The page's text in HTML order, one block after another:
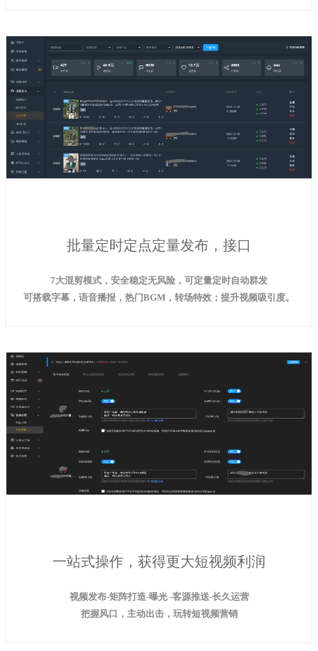
批量定时定点定量发布，接口
7大混剪模式，安全稳定无风险，可定量定时自动群发
可搭载字幕，语音播报，热门BGM，转场特效；提升视频吸引度。
一站式操作，获得更大短视频利润
视频发布-矩阵打造-曝光 -客源推送-长久运营
把握风口，主动出击，玩转短视频营销